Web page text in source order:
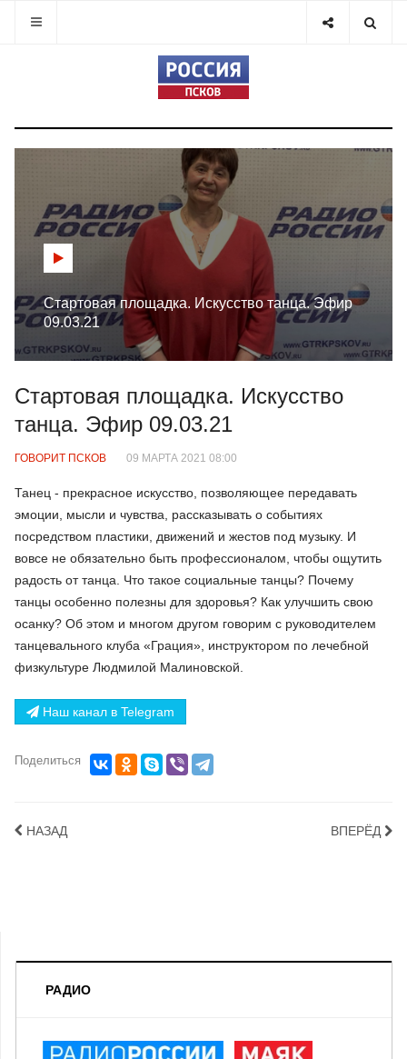
Стартовая площадка. Искусство танца. Эфир
09.03.21
Стартовая площадка. Искусство
танца. Эфир 09.03.21
ГОВОРИТ ПСКОВ 09 МАРТА 2021 08:00
Танец - прекрасное искусство, позволяющее передавать
эмоции, мысли и чувства, рассказывать о событиях
посредством пластики, движений и жестов под музыку. И
вовсе не обязательно быть профессионалом, чтобы ощутить
радость от танца. Что такое социальные танцы? Почему
танцы особенно полезны для здоровья? Как улучшить свою
осанку? Об этом и многом другом говорим с руководителем
танцевального клуба «Грация», инструктором по лечебной
физкультуре Людмилой Малиновской.
Наш канал в Telegram
Поделиться
НАЗАД ВПЕРЁД
РАДИО